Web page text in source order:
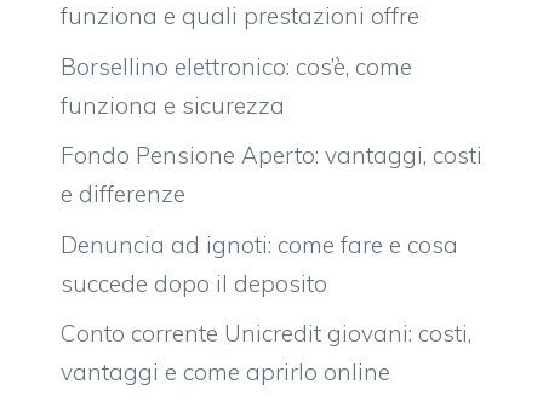
funziona e quali prestazioni offre
Borsellino elettronico: cos’è, come
funziona e sicurezza
Fondo Pensione Aperto: vantaggi, costi
e differenze
Denuncia ad ignoti: come fare e cosa
succede dopo il deposito
Conto corrente Unicredit giovani: costi,
vantaggi e come aprirlo online